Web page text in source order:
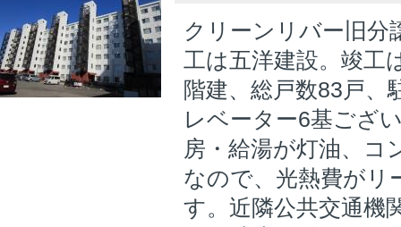
クリーンリバー旧分
工は五洋建設。竣工
階建、総戸数83戸、
レベーター6基ござ
房・給湯が灯油、コ
なので、光熱費がリ
す。近隣公共交通機